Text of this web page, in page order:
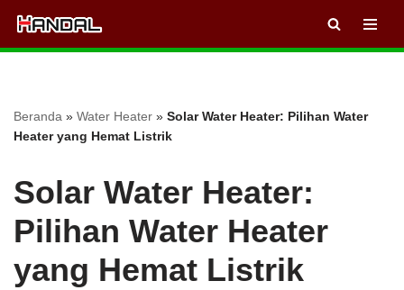
Lompat
Beranda » Water Heater » Solar Water Heater: Pilihan Water
Heater yang Hemat Listrik
Solar Water Heater:
Pilihan Water Heater
yang Hemat Listrik